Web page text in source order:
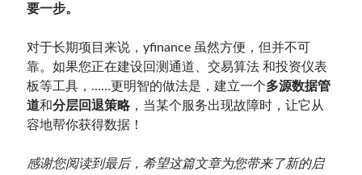
要一步。
对于长期项目来说，yfinance 虽然方便，但并不可
靠。如果您正在建设回测通道、交易算法 和投资仪表
板等工具，……更明智的做法是，建立一个多源数据管
道和分层回退策略，当某个服务出现故障时，让它从
容地帮你获得数据！
感谢您阅读到最后，希望这篇文章为您带来了新的启